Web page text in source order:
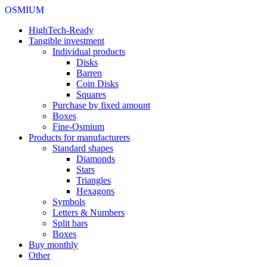
OSMIUM
HighTech-Ready
Tangible investment
Individual products
Disks
Barren
Coin Disks
Squares
Purchase by fixed amount
Boxes
Fine-Osmium
Products for manufacturers
Standard shapes
Diamonds
Stars
Triangles
Hexagons
Symbols
Letters & Numbers
Split bars
Boxes
Buy monthly
Other